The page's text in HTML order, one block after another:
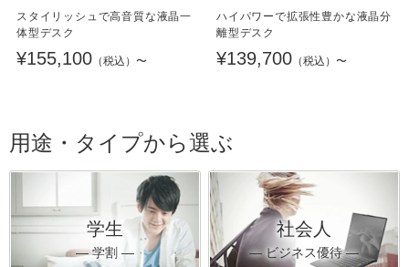
スタイリッシュで高音質な液晶一
体型デスク
¥155,100 （税込）〜
ハイパワーで拡張性豊かな液晶分
離型デスク
¥139,700 （税込）〜
用途・タイプから選ぶ
学生
― 学割 ―
社会人
― ビジネス優待 ―